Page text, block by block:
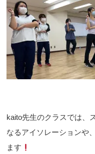
kaito先生のクラスでは、
なるアイソレーションや
ます